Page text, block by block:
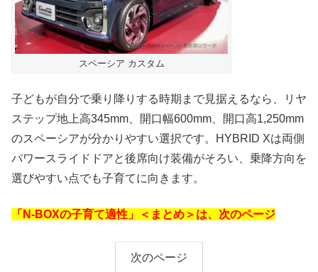
スペーシア カスタム
子どもが自分で乗り降りする時期まで見据えるなら、リヤ
ステップ地上高345mm、開口幅600mm、開口高1,250mm
のスペーシアが分かりやすい選択です。HYBRID Xは両側
パワースライドドアと後席向け装備がそろい、乗降方向を
選びやすい点でも子育てに向きます。
「N-BOXの子育て適性」＜まとめ＞は、次のページ
次のページ